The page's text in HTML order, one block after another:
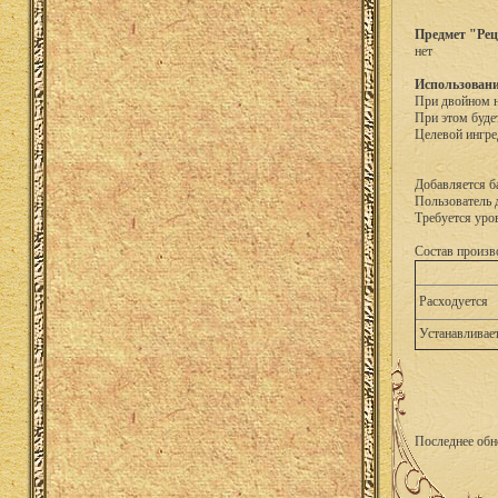
Предмет
нет
При двойном
При этом
Целевой
Добавляется
Пользователь
Требуется
Состав
Расходуется
Последнее